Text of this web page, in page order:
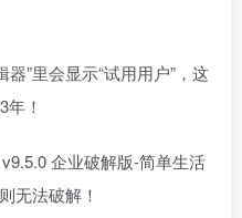
”里会显示“试用用户”，这
！
无法破解！